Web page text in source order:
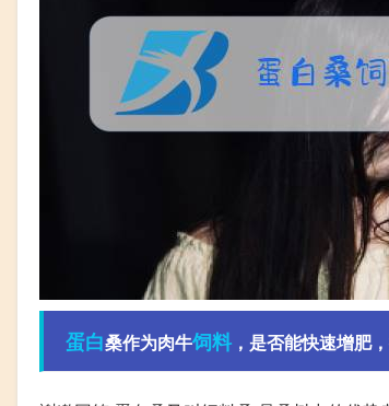
蛋白桑作为肉牛饲料 ，是否能快速增肥